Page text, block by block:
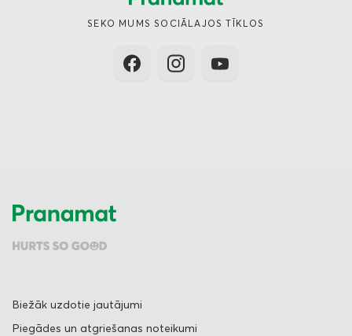
SEKO MUMS SOCIĀLAJOS TĪKLOS
Biežāk uzdotie jautājumi
Piegādes un atgriešanas noteikumi